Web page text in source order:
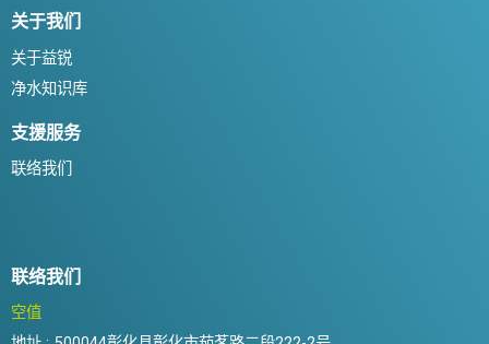
关于我们
关于益锐
净水知识库
支援服务
联络我们
联络我们
空值